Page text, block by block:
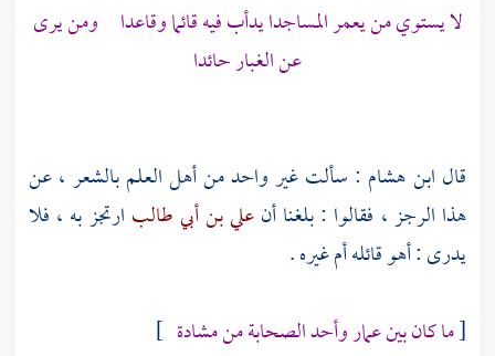
لا يستوي من يعمر المساجدا يدأب فيه قائما وقاعدا ومن يرى
عن الغبار حائدا
قال ابن هشام : سألت غير واحد من أهل العلم بالشعر ، عن
هذا الرجز ، فقالوا : بلغنا أنعلي بن أبي طالب ارتجز به ، فلا
يدرى : أهو قائله أم غيره .
[ما كان بينعماروأحد الصحابة من مشادة ]